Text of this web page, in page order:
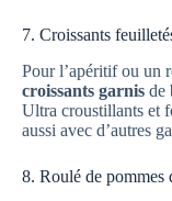
7. Croissants
Pour l’apéritif ou un
croissants garnis de
Ultra croustillants et
aussi avec d’autres
8. Roulé de pommes